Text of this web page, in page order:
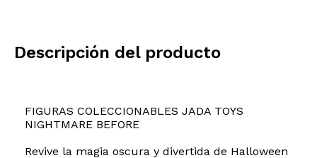
Descripción del producto
FIGURAS COLECCIONABLES JADA TOYS
NIGHTMARE BEFORE
Revive la magia oscura y divertida de Halloween